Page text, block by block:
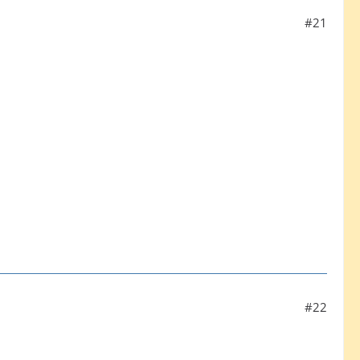
#21
#22